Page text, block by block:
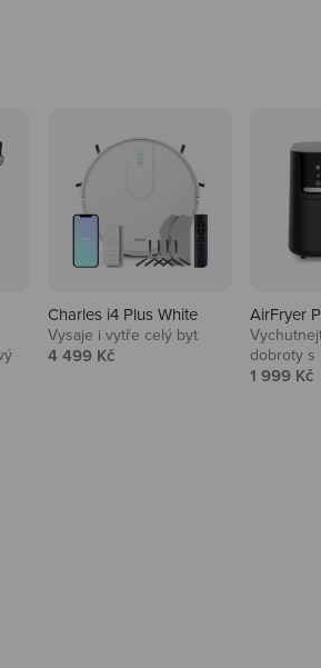
Charles i4 Plus White
Vysaje i vytře celý byt
Prodejní cena
4 499 Kč
AirFryer
dobroty s
Prodejní
1 999 Kč
a repráky ti padnou